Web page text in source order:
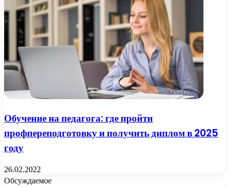
Обучение на педагога: где пройти
профпереподготовку и получить диплом в 2025
году
26.02.2022
Обсуждаемое